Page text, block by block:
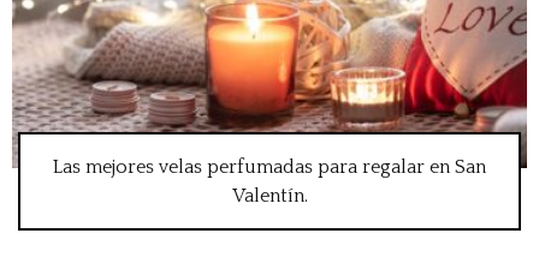
Las mejores velas perfumadas para regalar en San
Valentín.